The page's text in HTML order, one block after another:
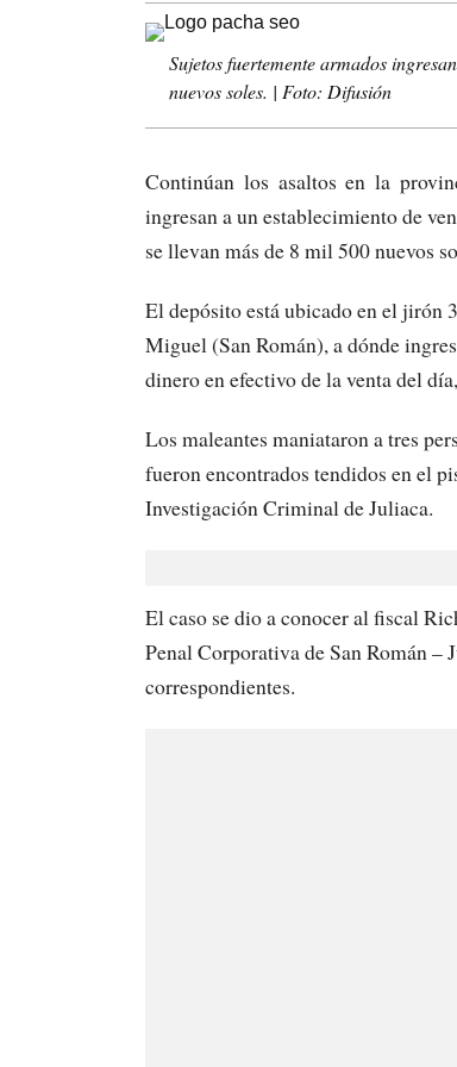
Sujetos fuertemente armados
nuevos soles. | Foto: Difusión
Continúan los asaltos en la
ingresan a un establecimiento de
se llevan más de 8 mil 500 nuevos
El depósito está ubicado en el jirón
Miguel (San Román), a dónde
dinero en efectivo de la venta del
Los maleantes maniataron a tres
fueron encontrados tendidos en el
Investigación Criminal de Juliaca.
El caso se dio a conocer al fiscal
Penal Corporativa de San Román –
correspondientes.